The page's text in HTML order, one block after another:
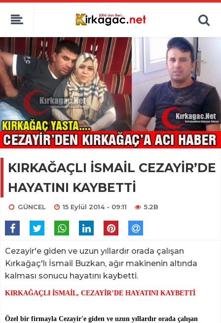
KIRKAĞAÇLI İSMAİL CEZAYİR’DE
HAYATINI KAYBETTİ
GÜNCEL 15 Eylül 2014 - 09:11 5.2B
Cezayir'e giden ve uzun yıllardır orada çalışan
Kırkağaç'lı İsmail Buzkan, ağır makinenin altında
kalması sonucu hayatını kaybetti.
KIRKAĞAÇLI İSMAİL, CEZAYİR’DE HAYATINI KAYBETTİ
Özel bir firmayla Cezayir'e giden ve uzun yıllardır orada çalışan